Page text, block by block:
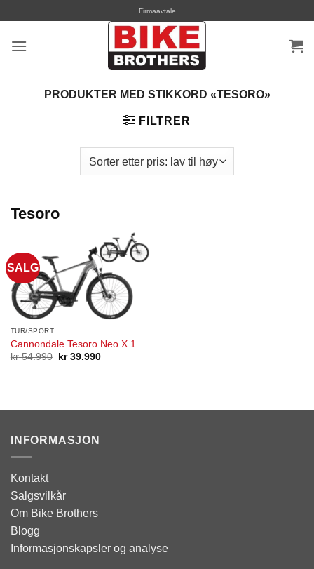
content
Firmaavtale
PRODUKTER MED STIKKORD «TESORO»
FILTRER
Tesoro
SALG
TUR/SPORT
Cannondale Tesoro Neo X 1
kr54.990
Opprinnelig
kr39.990Nåværende
INFORMASJON
Kontakt
Salgsvilkår
Om Bike Brothers
Blogg
Informasjonskapsler og analyse